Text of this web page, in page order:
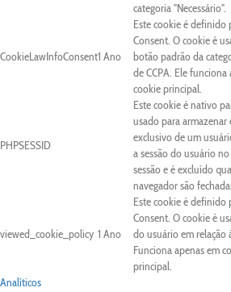
categoria "Necessário".
CookieLawInfoConsent1 Ano
Este cookie é definido
Consent. O cookie é
botão padrão da
de CCPA. Ele
cookie principal.
PHPSESSID
Este cookie é nativo
usado para
exclusivo de um
a sessão do usuário
sessão e é excluído
navegador são
viewed_cookie_policy 1 Ano
Este cookie é definido
Consent. O cookie é
do usuário em relação
Funciona apenas em
principal.
Analíticos